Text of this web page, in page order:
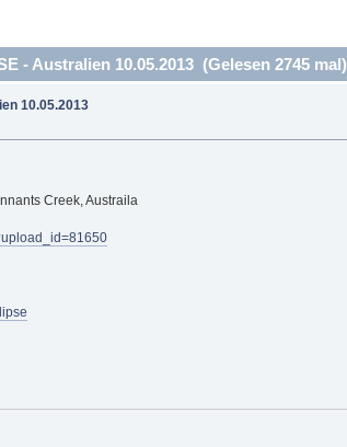
- Australien 10.05.2013 (Gelesen 2745 mal)
10.05.2013
Creek, Austraila